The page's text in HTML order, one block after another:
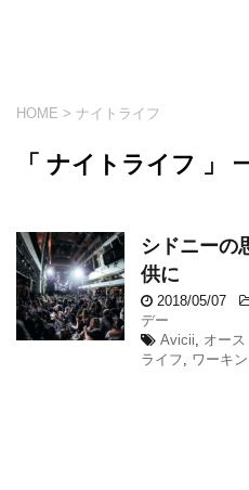
HOME > ナイトライフ
「 ナイトライフ 」
シドニーの
供に
2018/05/07
デー
Avicii
オー
ライフ
ワーキ